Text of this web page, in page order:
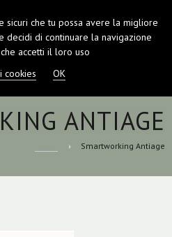
ANTIAGE
Smartworking Antiage
sicuri che tu possa avere la migliore
decidi di continuare la navigazione
accetti il loro uso
cookies
OK